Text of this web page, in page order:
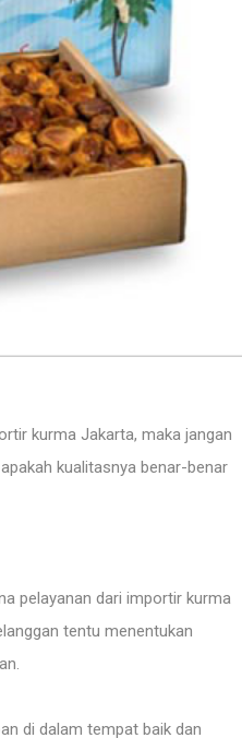
kurma Jakarta, maka jangan
kualitasnya benar-benar
pelayanan dari importir kurma
tentu menentukan
di dalam tempat baik dan